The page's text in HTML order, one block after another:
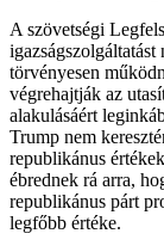
A szövetségi
törvényesen
végrehajtják az
alakulásáért
Trump nem
republikánus
ébrednek rá arra,
republikánus párt
legfőbb értéke.